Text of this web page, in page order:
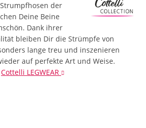
der
Deine Beine
Dank ihrer
bleiben Dir die Strümpfe von
lange treu und inszenieren
auf perfekte Art und Weise.
Cottelli LEGWEAR